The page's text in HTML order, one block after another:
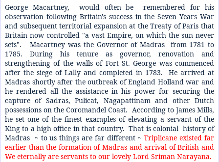
George Macartney, would often be remembered for his
observation following Britain's success in the Seven Years War
and subsequent territorial expansion at the Treaty of Paris that
Britain now controlled "a vast Empire, on which the sun never
sets". Macartney was the Governor of Madras from 1781 to
1785. During his tenure as governor, renovation and
strengthening of the walls of Fort St. George was commenced
after the siege of Lally and completed in 1783. He arrived at
Madras shortly after the outbreak of England Holland war and
he rendered all the assistance in his power for securing the
capture of Sadras, Pulicat, Nagapattinam and other Dutch
possessions on the Coromandel Coast. According to James Mills,
he set one of the finest examples of elevating a servant of the
King to a high office in that country. That is colonial history of
Madras ~ to us things are far different ~Triplicane existed far
earlier than the formation of Madras and arrival of British and
We eternally are servants to our lovely Lord Sriman Narayana.